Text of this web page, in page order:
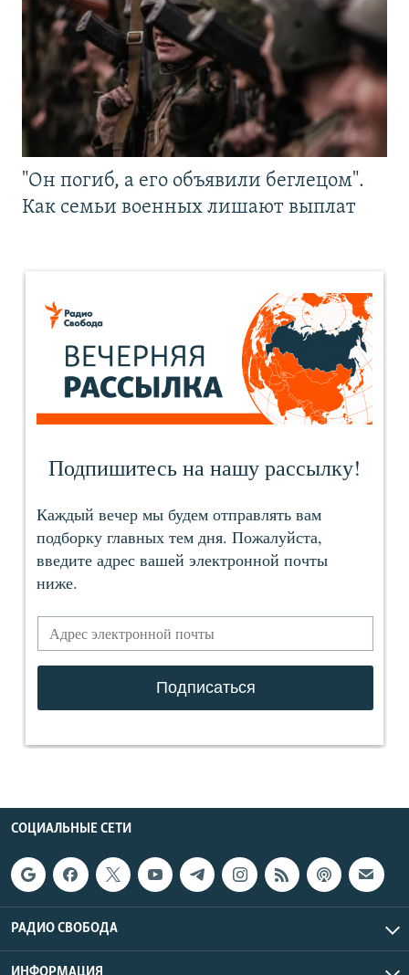
"Он погиб, а его объявили беглецом".
Как семьи военных лишают выплат
СОЦИАЛЬНЫЕ СЕТИ
РАДИО СВОБОДА